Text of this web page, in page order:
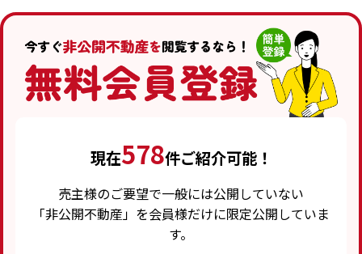
現在578件ご紹介可能！
売主様のご要望で一般には公開していない
「非公開不動産」を会員様だけに限定公開していま
す。